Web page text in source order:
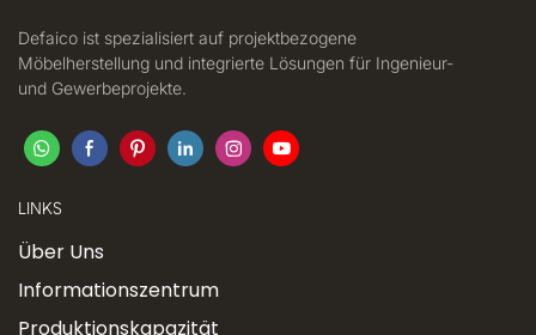
Defaico ist spezialisiert auf projektbezogene
Möbelherstellung und integrierte Lösungen für Ingenieur-
und Gewerbeprojekte.
LINKS
Über Uns
Informationszentrum
Produktionskapazität